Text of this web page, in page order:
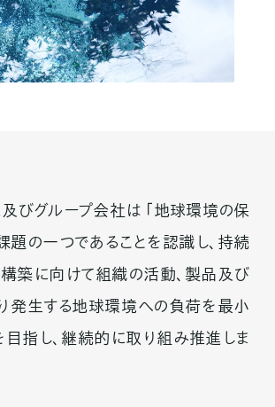
びグループ会社は ｢地球環境の保
の一つであることを認識し、持続
築に向けて組織の活動、製品及び
発生する地球環境への負荷を最小
目指し、継続的に取り組み推進しま